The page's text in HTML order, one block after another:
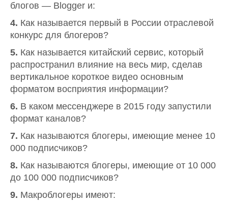
блогов — Blogger и:
4. Как называется первый в России отраслевой
конкурс для блогеров?
5. Как называется китайский сервис, который
распространил влияние на весь мир, сделав
вертикальное короткое видео основным
форматом восприятия информации?
6. В каком мессенджере в 2015 году запустили
формат каналов?
7. Как называются блогеры, имеющие менее 10
000 подписчиков?
8. Как называются блогеры, имеющие от 10 000
до 100 000 подписчиков?
9. Макроблогеры имеют: